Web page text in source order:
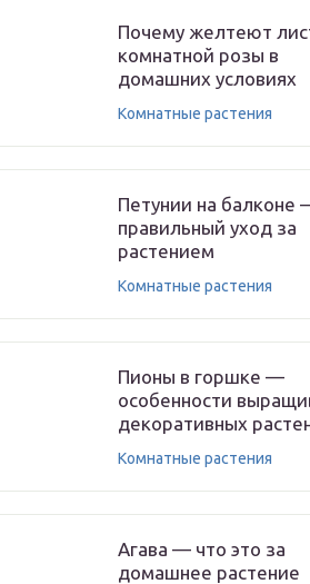
Почему желтеют
комнатной розы в
домашних условиях
Комнатные растения
Петунии на балконе
правильный уход за
растением
Комнатные растения
Пионы в горшке —
особенности
декоративных
Комнатные растения
Агава — что это за
домашнее растение